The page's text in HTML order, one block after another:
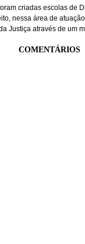
criadas escolas de
nessa área de
Justiça através de um
COMENTÁRIOS